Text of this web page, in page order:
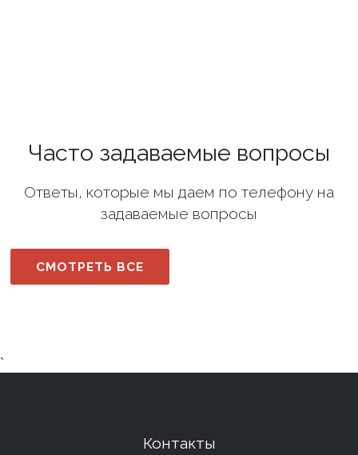
Часто задаваемые вопросы
Ответы, которые мы даем по телефону на
задаваемые вопросы
СМОТРЕТЬ ВСЕ
`
Контакты